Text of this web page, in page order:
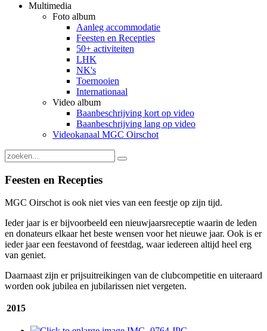
Multimedia
Foto album
Aanleg accommodatie
Feesten en Recepties
50+ activiteiten
LHK
NK's
Toernooien
Internationaal
Video album
Baanbeschrijving kort op video
Baanbeschrijving lang op video
Videokanaal MGC Oirschot
Feesten en Recepties
MGC Oirschot is ook niet vies van een feestje op zijn tijd.
Ieder jaar is er bijvoorbeeld een nieuwjaarsreceptie waarin de leden
en donateurs elkaar het beste wensen voor het nieuwe jaar. Ook is er
ieder jaar een feestavond of feestdag, waar iedereen altijd heel erg
van geniet.
Daarnaast zijn er prijsuitreikingen van de clubcompetitie en uiteraard
worden ook jubilea en jubilarissen niet vergeten.
2015